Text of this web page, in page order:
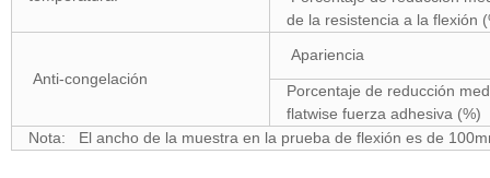
de la resistencia a la flexión
Anti-congelación
Apariencia
Porcentaje de reducción
flatwise fuerza adhesiva (%)
Nota:
El ancho de la muestra en la prueba de flexión es de